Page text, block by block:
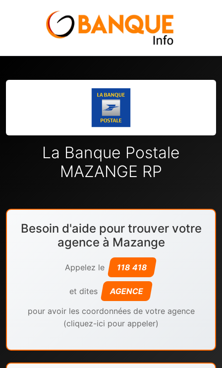
La Banque Postale
MAZANGE RP
Besoin d'aide pour trouver votre
agence à Mazange
Appelez le 118 418
et dites AGENCE
pour avoir les coordonnées de votre agence
(cliquez-ici pour appeler)